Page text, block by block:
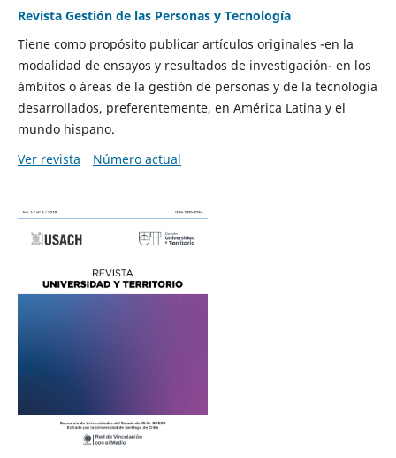
Revista Gestión de las Personas y Tecnología
Tiene como propósito publicar artículos originales -en la
modalidad de ensayos y resultados de investigación- en los
ámbitos o áreas de la gestión de personas y de la tecnología
desarrollados, preferentemente, en América Latina y el
mundo hispano.
Ver revista
Número actual